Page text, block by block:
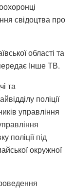
свідоцтва про
області та
Інше ТВ.
та
поліції
управління
поліції під
окружної